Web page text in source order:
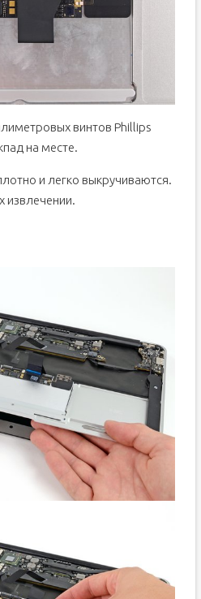
винтов Phillips
на месте.
и легко выкручиваются.
извлечении.